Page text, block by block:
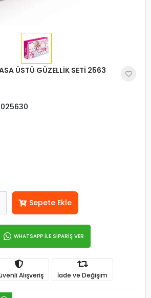
ÜSTÜ GÜZELLİK SETİ 2563
Sepete Ekle
WHATSAPP İLE SİPARİŞ VER
Alışveriş İade ve Değişim